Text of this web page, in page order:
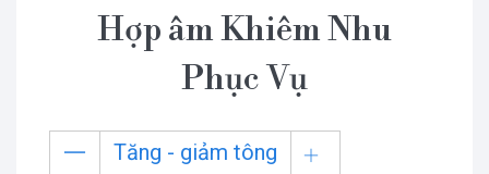
Hợp âm Khiêm Nhu
Phục Vụ
Tăng - giảm tông